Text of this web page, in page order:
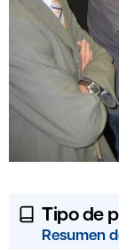
Tipo de
Resumen